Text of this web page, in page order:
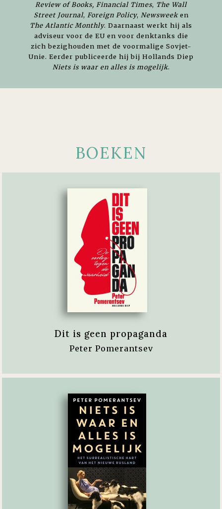
Review of Books, Financial Times, The Wall
Street Journal, Foreign Policy, Newsweeken
The Atlantic Monthly. Daarnaast werkt hij als
adviseur voor de EU en voor denktanks die
zich bezighouden met de voormalige Sovjet-
Unie. Eerder publiceerde hij bij Hollands Diep
Niets is waar en alles is mogelijk.
BOEKEN
Dit is geen propaganda
Peter Pomerantsev